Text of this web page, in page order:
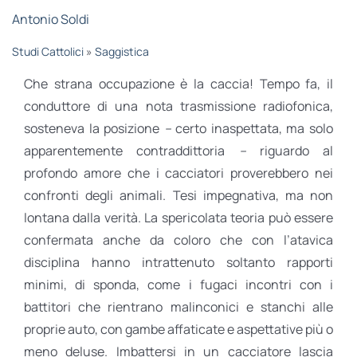
RUBRICHE
Antonio Soldi
Studi Cattolici» Saggistica
Che strana occupazione è la caccia! Tempo fa, il
conduttore di una nota trasmissione radiofonica,
sosteneva la posizione –certo inaspettata, ma solo
apparentemente contraddittoria
–riguardo al
profondo amore che i cacciatori proverebbero nei
confronti degli animali. Tesi impegnativa, ma non
lontana dalla verità. La spericolata teoria può essere
confermata anche da coloro che con l’atavica
disciplina hanno intrattenuto soltanto rapporti
minimi, di sponda, come i fugaci incontri con i
battitori che rientrano malinconici e stanchi alle
proprie auto, con gambe affaticate e aspettative più o
meno deluse. Imbattersi in un cacciatore lascia